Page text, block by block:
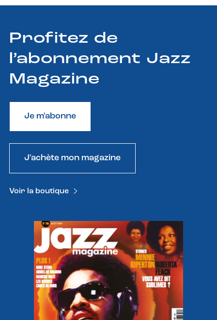
Profitez de
l’abonnement Jazz
Magazine
Je m'abonne
J'achète mon magazine
Voir la boutique